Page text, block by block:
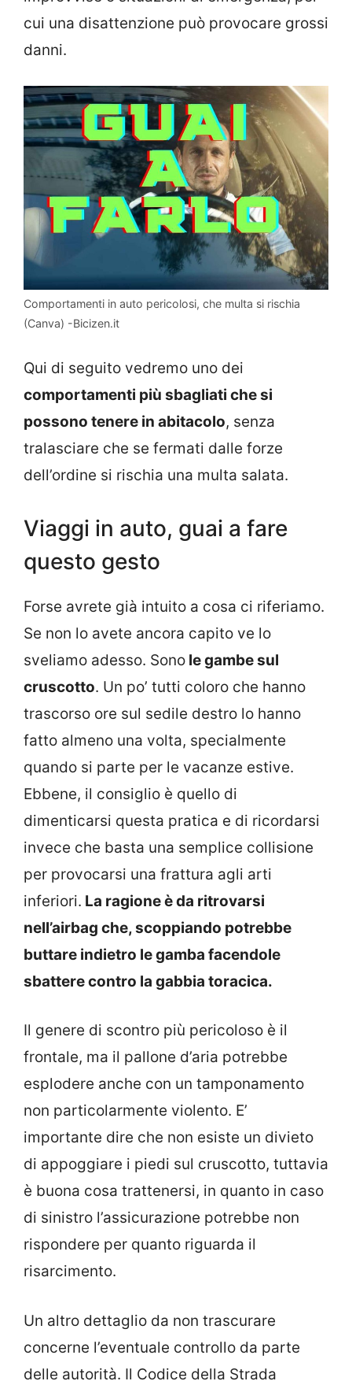
cui una disattenzione può provocare grossi
danni.
Comportamenti in auto pericolosi, che multa si rischia
(Canva) -Bicizen.it
Qui di seguito vedremo uno dei
comportamenti più sbagliati che si
possono tenere in abitacolo, senza
tralasciare che se fermati dalle forze
dell’ordine si rischia una multa salata.
Viaggi in auto, guai a fare
questo gesto
Forse avrete già intuito a cosa ci riferiamo.
Se non lo avete ancora capito ve lo
sveliamo adesso. Sono le gambe sul
cruscotto. Un po’ tutti coloro che hanno
trascorso ore sul sedile destro lo hanno
fatto almeno una volta, specialmente
quando si parte per le vacanze estive.
Ebbene, il consiglio è quello di
dimenticarsi questa pratica e di ricordarsi
invece che basta una semplice collisione
per provocarsi una frattura agli arti
inferiori. La ragione è da ritrovarsi
nell’airbag che, scoppiando potrebbe
buttare indietro le gamba facendole
sbattere contro la gabbia toracica.
Il genere di scontro più pericoloso è il
frontale, ma il pallone d’aria potrebbe
esplodere anche con un tamponamento
non particolarmente violento. E’
importante dire che non esiste un divieto
di appoggiare i piedi sul cruscotto, tuttavia
è buona cosa trattenersi, in quanto in caso
di sinistro l’assicurazione potrebbe non
rispondere per quanto riguarda il
risarcimento.
Un altro dettaglio da non trascurare
concerne l’eventuale controllo da parte
delle autorità. Il Codice della Strada